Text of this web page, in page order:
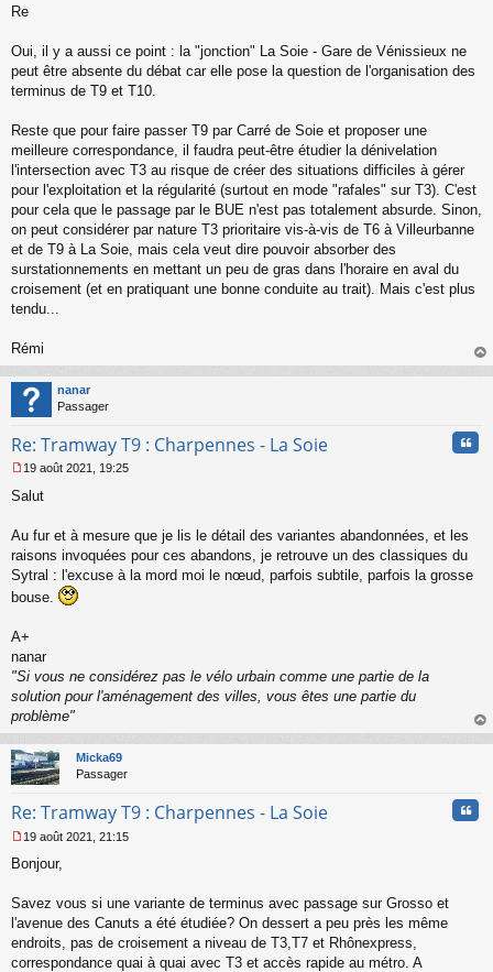
e
g
e
o
u
Re
Oui, il y a aussi ce point : la "jonction" La Soie - Gare de Vénissieux ne
peut être absente du débat car elle pose la question de l'organisation des
terminus de T9 et T10.
Reste que pour faire passer T9 par Carré de Soie et proposer une
meilleure correspondance, il faudra peut-être étudier la dénivelation
l'intersection avec T3 au risque de créer des situations difficiles à gérer
pour l'exploitation et la régularité (surtout en mode "rafales" sur T3). C'est
pour cela que le passage par le BUE n'est pas totalement absurde. Sinon,
on peut considérer par nature T3 prioritaire vis-à-vis de T6 à Villeurbanne
et de T9 à La Soie, mais cela veut dire pouvoir absorber des
surstationnements en mettant un peu de gras dans l'horaire en aval du
croisement (et en pratiquant une bonne conduite au trait). Mais c'est plus
tendu...
Rémi
au
nanar
Passager
Re: Tramway T9 : Charpennes - La Soie
e
s
a
g
e
n
u
19 août 2021, 19:25
Salut
Au fur et à mesure que je lis le détail des variantes abandonnées, et les
raisons invoquées pour ces abandons, je retrouve un des classiques du
Sytral : l'excuse à la mord moi le nœud, parfois subtile, parfois la grosse
bouse.
A+
nanar
"Si vous ne considérez pas le vélo urbain comme une partie de la
solution pour l'aménagement des villes, vous êtes une partie du
problème"
au
Micka69
Passager
Re: Tramway T9 : Charpennes - La Soie
e
s
g
e
n
19 août 2021, 21:15
Bonjour,
Savez vous si une variante de terminus avec passage sur Grosso et
l'avenue des Canuts a été étudiée? On dessert a peu près les même
endroits, pas de croisement a niveau de T3,T7 et Rhônexpress,
correspondance quai à quai avec T3 et accès rapide au métro. A